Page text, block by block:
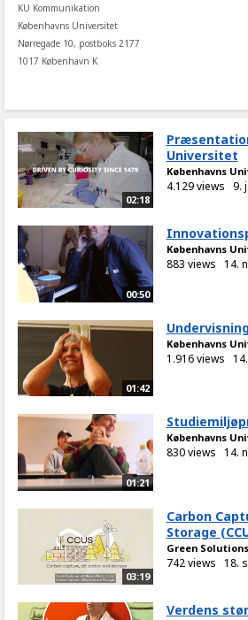
KU Kommunikation
Københavns Universitet
Nørregade 10, postboks 2177
1017 København K
02:18
Universitet
Københavns
4.129 views 9.
00:50
Københavns
883 views 14.
01:42
Københavns
1.916 views
01:21
Københavns
830 views 14.
03:19
Carbon
Storage
Green
742 views 18.
Verdens